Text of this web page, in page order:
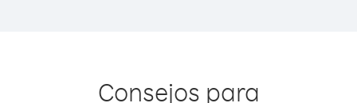
Consejos para